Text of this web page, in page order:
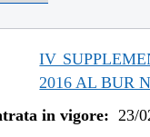
al 09/08/2019
al 10/07/2019
2018 al 30/04/2019
al 28/03/2018
IV
2016 AL BUR
in vigore: 23/